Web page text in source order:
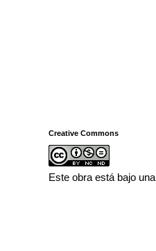
Creative Commons
Este obra está bajo una